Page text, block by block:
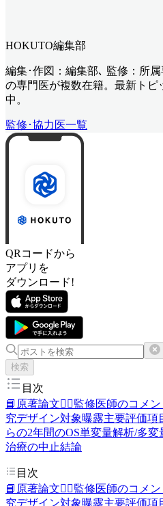
HOKUTO編集部
編集･作図：編集部､ 監修：所
の専門医が複数在籍。最新ト
中。
監修･協力医一覧
QRコードから
アプリを
ダウンロード!
検索
目次
📘原著論文👨‍⚕️監修医師のコメン
究デザイン対象曝露主要評価項
らの2年間のOS単変量解析/多変
治療の中止結論
目次
📘原著論文👨‍⚕️監修医師のコメン
究デザイン対象曝露主要評価項